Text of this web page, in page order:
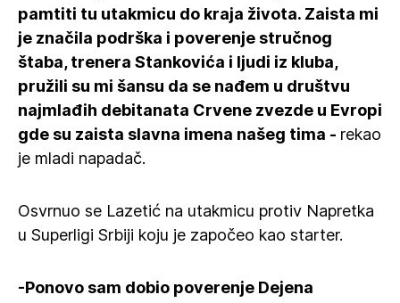
pamtiti tu utakmicu do kraja života. Zaista mi
je značila podrška i poverenje stručnog
štaba, trenera Stankovića i ljudi iz kluba,
pružili su mi šansu da se nađem u društvu
najmlađih debitanata Crvene zvezde u Evropi
gde su zaista slavna imena našeg tima - rekao
je mladi napadač.
Osvrnuo se Lazetić na utakmicu protiv Napretka
u Superligi Srbiji koju je započeo kao starter.
-Ponovo sam dobio poverenje Dejena